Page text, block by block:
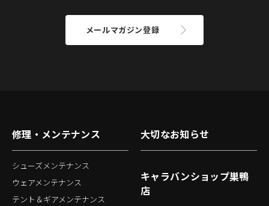
メールマガジン登録
修理・メンテナンス
シューズメンテナンス
ウェアメンテナンス
テント＆ギアメンテナンス
大切なお知らせ
キャラバンショップ巣鴨
店